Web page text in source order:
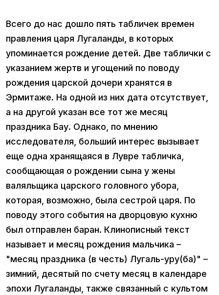
Всего до нас дошло пять табличек времен
правления царя Лугаланды, в которых
упоминается рождение детей. Две таблички с
указанием жертв и угощений по поводу
рождения царской дочери хранятся в
Эрмитаже. На одной из них дата отсутствует,
а на другой указан все тот же месяц
праздника Бау. Однако, по мнению
исследователя, больший интерес вызывает
еще одна хранящаяся в Лувре табличка,
сообщающая о рождении сына у жены
валяльщика царского головного убора,
которая, возможно, была сестрой царя. По
поводу этого события на дворцовую кухню
был отправлен баран. Клинописный текст
называет и месяц рождения мальчика –
"месяц праздника (в честь) Лугаль-уру(ба)" –
зимний, десятый по счету месяц в календаре
эпохи Лугаланды, также связанный с культом